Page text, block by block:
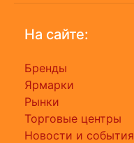
На сайте:
Бренды
Ярмарки
Рынки
Торговые центры
Новости и события